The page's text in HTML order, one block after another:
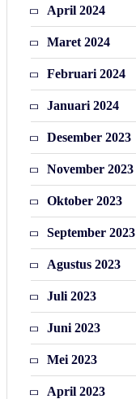
April 2024
Maret 2024
Februari 2024
Januari 2024
Desember 2023
November 2023
Oktober 2023
September 2023
Agustus 2023
Juli 2023
Juni 2023
Mei 2023
April 2023